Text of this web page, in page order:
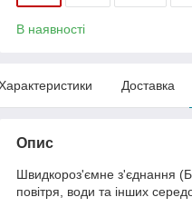
В наявності
Доставка
Опис
Швидкороз'ємне з'єднання
повітря, води та інших